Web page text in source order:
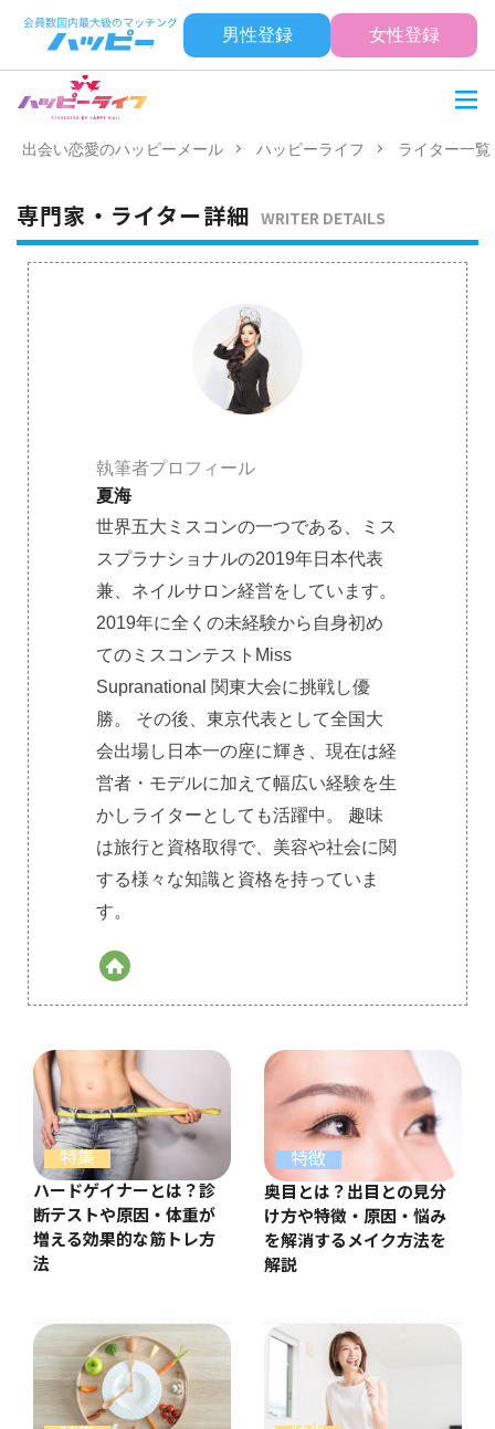
男性登録 女性登録
出会い恋愛のハッピーメール ハッピーライフ ライター一覧
専門家・ライター詳細 WRITER DETAILS
執筆者プロフィール
夏海
世界五大ミスコンの一つである、ミス
スプラナショナルの2019年日本代表
兼、ネイルサロン経営をしています。
2019年に全くの未経験から自身初め
てのミスコンテストMiss
Supranational 関東大会に挑戦し優
勝。 その後、東京代表として全国大
会出場し日本一の座に輝き、現在は経
営者・モデルに加えて幅広い経験を生
かしライターとしても活躍中。 趣味
は旅行と資格取得で、美容や社会に関
する様々な知識と資格を持っていま
す。
特集
ハードゲイナーとは？診
断テストや原因・体重が
増える効果的な筋トレ方
法
特徴
奥目とは？出目との見分
け方や特徴・原因・悩み
を解消するメイク方法を
解説